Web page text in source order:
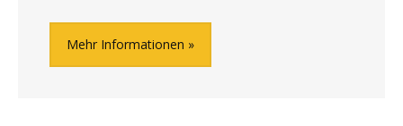
Mehr Informationen